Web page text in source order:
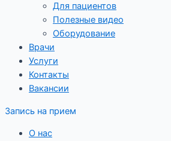
Для пациентов
Полезные видео
Оборудование
Врачи
Услуги
Контакты
Вакансии
Запись на прием
О нас